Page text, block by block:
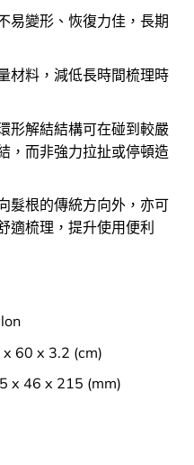
易變形、恢復力佳，長期
材料，減低長時間梳理時
形解結結構可在碰到較嚴
，而非強力拉扯或停頓造
髮根的傳統方向外，亦可
適梳理，提升使用便利
x 60 x 3.2 (cm)
x 46 x 215 (mm)